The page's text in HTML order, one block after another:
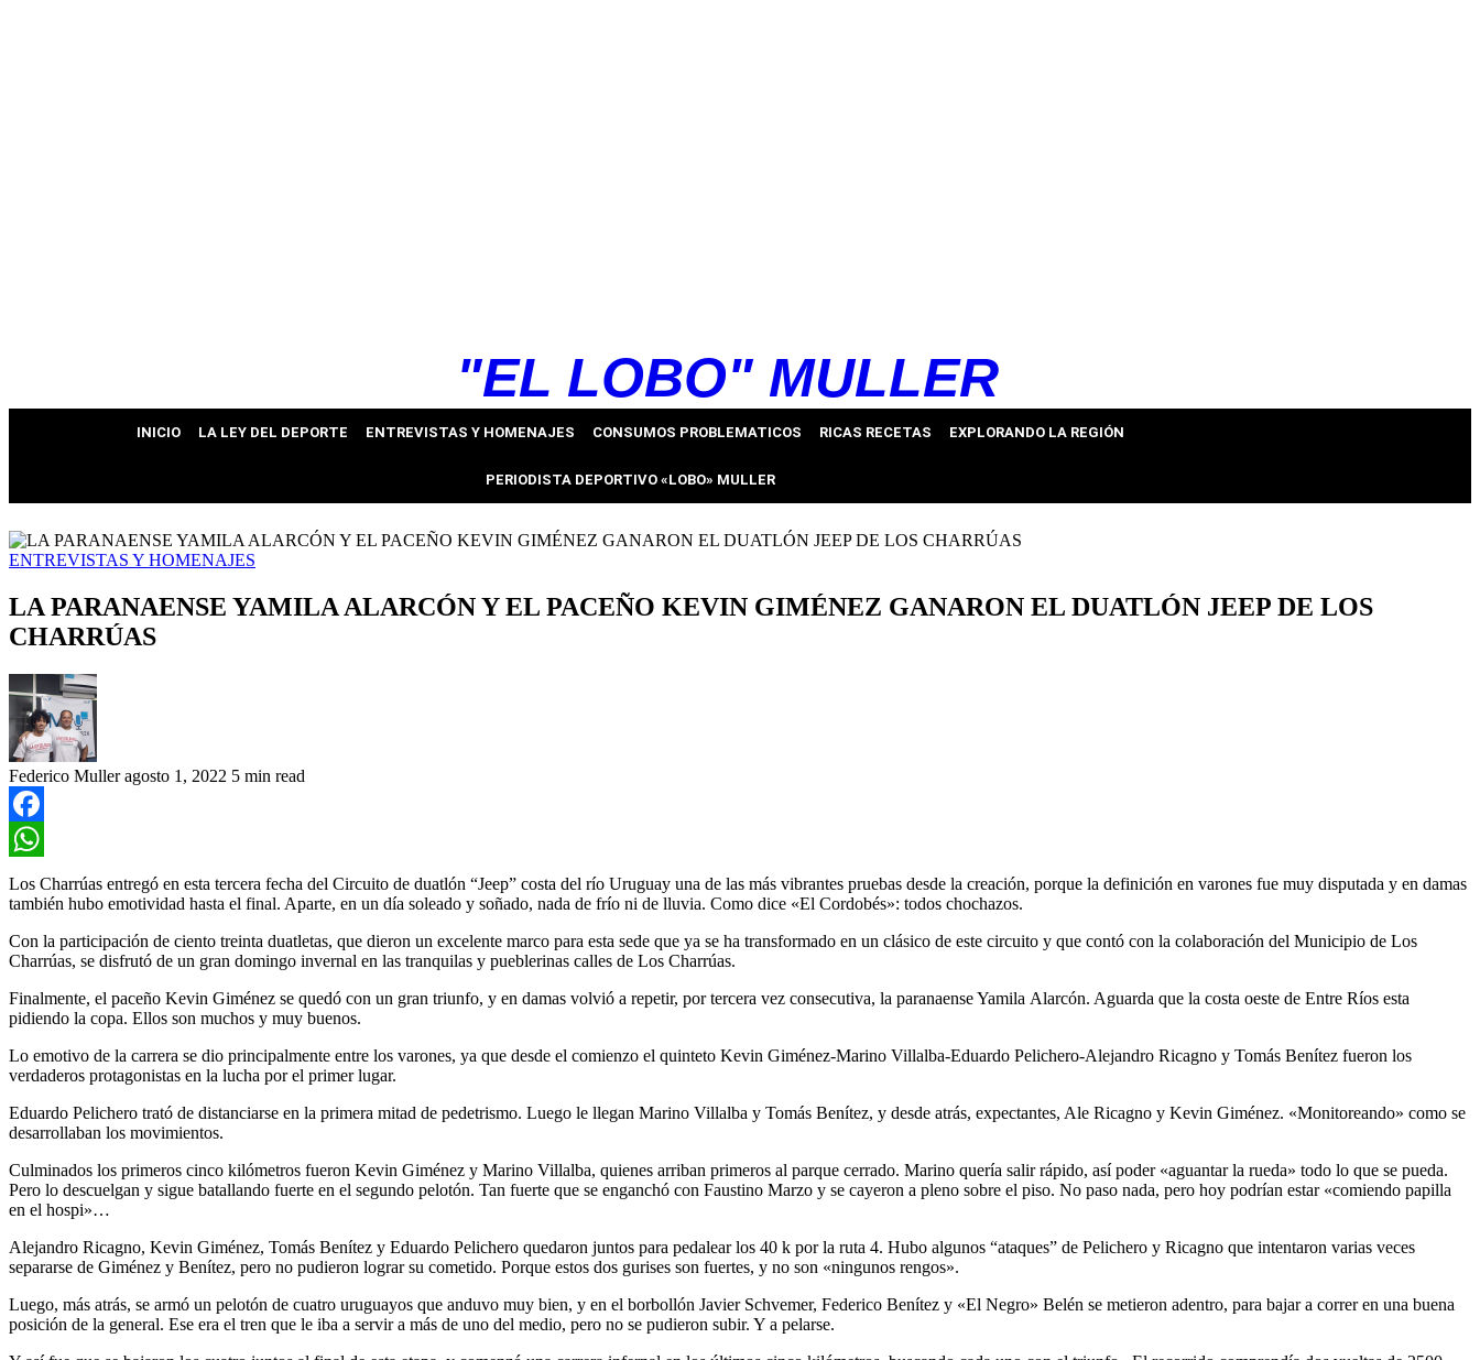
"EL LOBO" MULLER
INICIO LA LEY DEL DEPORTE ENTREVISTAS Y HOMENAJES CONSUMOS PROBLEMATICOS RICAS RECETAS EXPLORANDO LA REGIÓN
PERIODISTA DEPORTIVO «LOBO» MULLER
ENTREVISTAS Y HOMENAJES
LA PARANAENSE YAMILA ALARCÓN Y EL PACEÑO KEVIN GIMÉNEZ GANARON EL DUATLÓN JEEP DE LOS
CHARRÚAS
Federico Muller agosto 1, 2022 5 min read
Facebook
WhatsApp
Los Charrúas entregó en esta tercera fecha del Circuito de duatlón “Jeep” costa del río Uruguay una de las más vibrantes pruebas desde la creación, porque la definición en varones fue muy disputada y en damas
también hubo emotividad hasta el final. Aparte, en un día soleado y soñado, nada de frío ni de lluvia. Como dice «El Cordobés»: todos chochazos.
Con la participación de ciento treinta duatletas, que dieron un excelente marco para esta sede que ya se ha transformado en un clásico de este circuito y que contó con la colaboración del Municipio de Los
Charrúas, se disfrutó de un gran domingo invernal en las tranquilas y pueblerinas calles de Los Charrúas.
Finalmente, el paceño Kevin Giménez se quedó con un gran triunfo, y en damas volvió a repetir, por tercera vez consecutiva, la paranaense Yamila Alarcón. Aguarda que la costa oeste de Entre Ríos esta
pidiendo la copa. Ellos son muchos y muy buenos.
Lo emotivo de la carrera se dio principalmente entre los varones, ya que desde el comienzo el quinteto Kevin Giménez-Marino Villalba-Eduardo Pelichero-Alejandro Ricagno y Tomás Benítez fueron los
verdaderos protagonistas en la lucha por el primer lugar.
Eduardo Pelichero trató de distanciarse en la primera mitad de pedetrismo. Luego le llegan Marino Villalba y Tomás Benítez, y desde atrás, expectantes, Ale Ricagno y Kevin Giménez. «Monitoreando» como se
desarrollaban los movimientos.
Culminados los primeros cinco kilómetros fueron Kevin Giménez y Marino Villalba, quienes arriban primeros al parque cerrado. Marino quería salir rápido, así poder «aguantar la rueda» todo lo que se pueda.
Pero lo descuelgan y sigue batallando fuerte en el segundo pelotón. Tan fuerte que se enganchó con Faustino Marzo y se cayeron a pleno sobre el piso. No paso nada, pero hoy podrían estar «comiendo papilla
en el hospi»…
Alejandro Ricagno, Kevin Giménez, Tomás Benítez y Eduardo Pelichero quedaron juntos para pedalear los 40 k por la ruta 4. Hubo algunos “ataques” de Pelichero y Ricagno que intentaron varias veces
separarse de Giménez y Benítez, pero no pudieron lograr su cometido. Porque estos dos gurises son fuertes, y no son «ningunos rengos».
Luego, más atrás, se armó un pelotón de cuatro uruguayos que anduvo muy bien, y en el borbollón Javier Schvemer, Federico Benítez y «El Negro» Belén se metieron adentro, para bajar a correr en una buena
posición de la general. Ese era el tren que le iba a servir a más de uno del medio, pero no se pudieron subir. Y a pelarse.